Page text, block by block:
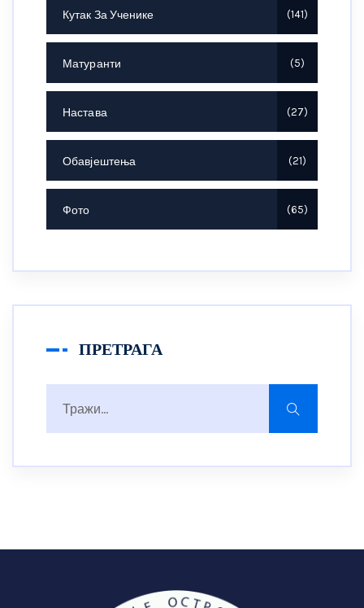
Кутак За Ученике 141
Матуранти 5
Настава 27
Обавјештења 21
Фото 65
ПРЕТРАГА